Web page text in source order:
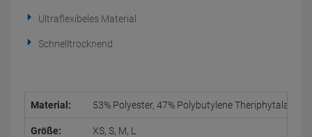
Ultraflexibeles Material
Schnelltrocknend
Material: 53% Polyester, 47% Polybutylene Theriphytalate/
Größe: XS, S, M, L